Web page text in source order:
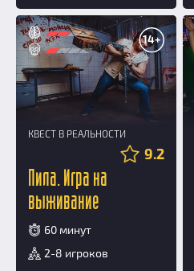
14+
КВЕСТ В РЕАЛЬНОСТИ
9.2
Пила. Игра на
выживание
60 минут
2-8 игроков